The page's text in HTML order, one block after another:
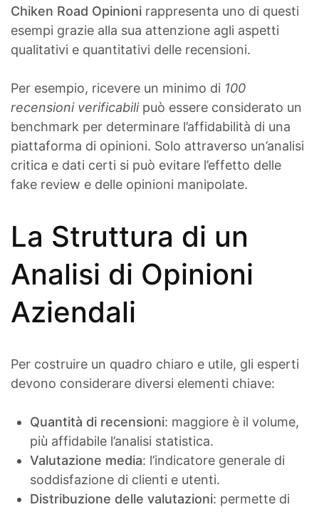
Chiken Road Opinioni rappresenta uno di questi
esempi grazie alla sua attenzione agli aspetti
qualitativi e quantitativi delle recensioni.
Per esempio, ricevere un minimo di 100
recensioni verificabilipuò essere considerato un
benchmark per determinare l’affidabilità di una
piattaforma di opinioni. Solo attraverso un’analisi
critica e dati certi si può evitare l’effetto delle
fake review e delle opinioni manipolate.
La Struttura di un
Analisi di Opinioni
Aziendali
Per costruire un quadro chiaro e utile, gli esperti
devono considerare diversi elementi chiave:
Quantità di recensioni: maggiore è il volume,
più affidabile l’analisi statistica.
Valutazione media: l’indicatore generale di
soddisfazione di clienti e utenti.
Distribuzione delle valutazioni: permette di